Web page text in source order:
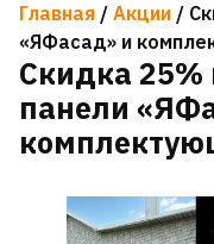
Главная / Акции /
«ЯФасад» и
Скидка
панели